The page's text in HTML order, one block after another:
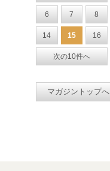
6 7 8
14 15 16
次の10件へ
マガジントップへ